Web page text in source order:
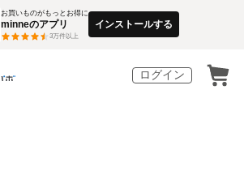
お買いものがもっとお得に
minneのアプリ
3万件以上
インストールする
ログイン